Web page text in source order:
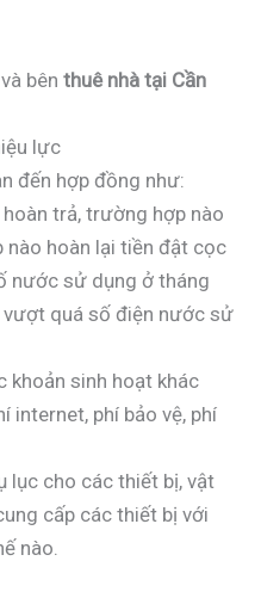
bên thuê nhà tại Cần
lực
đến hợp đồng như:
trả, trường hợp nào
nào hoàn lại tiền đật cọc
nước sử dụng ở tháng
quá số điện nước sử
khoản sinh hoạt khác
internet, phí bảo vệ, phí
lục cho các thiết bị, vật
cấp các thiết bị với
nào.